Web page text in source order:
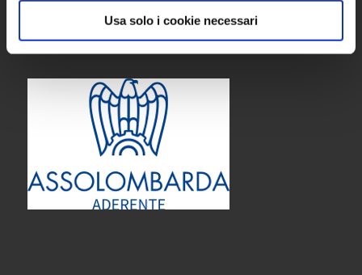
Usa solo i cookie necessari
Energy Sharing